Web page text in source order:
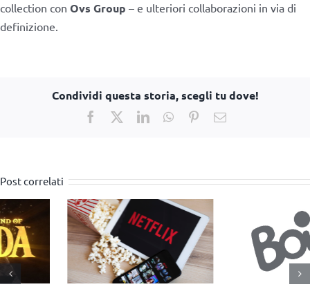
collection con Ovs Group – e ulteriori collaborazioni in via di
definizione.
Condividi questa storia, scegli tu dove!
Facebook
X LinkedInWhatsApp
PinterestEmail
Post correlati